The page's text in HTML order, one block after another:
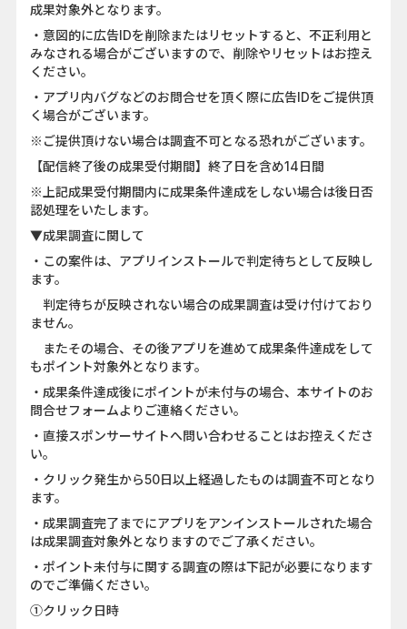
成果対象外となります。
・意図的に広告IDを削除またはリセットすると、不正利用と
みなされる場合がございますので、削除やリセットはお控え
ください。
・アプリ内バグなどのお問合せを頂く際に広告IDをご提供頂
く場合がございます。
※ご提供頂けない場合は調査不可となる恐れがございます。
【配信終了後の成果受付期間】終了日を含め14日間
※上記成果受付期間内に成果条件達成をしない場合は後日否
認処理をいたします。
▼成果調査に関して
・この案件は、アプリインストールで判定待ちとして反映し
ます。
判定待ちが反映されない場合の成果調査は受け付けており
ません。
またその場合、その後アプリを進めて成果条件達成をして
もポイント対象外となります。
・成果条件達成後にポイントが未付与の場合、本サイトのお
問合せフォームよりご連絡ください。
・直接スポンサーサイトへ問い合わせることはお控えくださ
い。
・クリック発生から50日以上経過したものは調査不可となり
ます。
・成果調査完了までにアプリをアンインストールされた場合
は成果調査対象外となりますのでご了承ください。
・ポイント未付与に関する調査の際は下記が必要になります
のでご準備ください。
①クリック日時